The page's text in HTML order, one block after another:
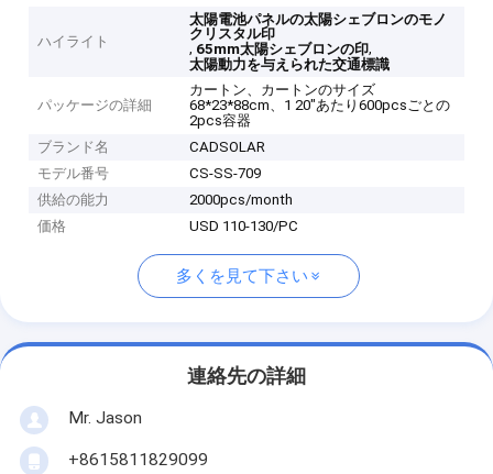
ハイライト
太陽電池パネルの太陽シェブロンのモノ
クリスタル印
, 65mm太陽シェブロンの印,
太陽動力を与えられた交通標識
パッケージの詳細
カートン、カートンのサイズ
68*23*88cm、1 20"あたり600pcsごとの
2pcs容器
ブランド名
CADSOLAR
モデル番号
CS-SS-709
供給の能力
2000pcs/month
価格
USD 110-130/PC
多くを見て下さい
連絡先の詳細
Mr. Jason
+8615811829099